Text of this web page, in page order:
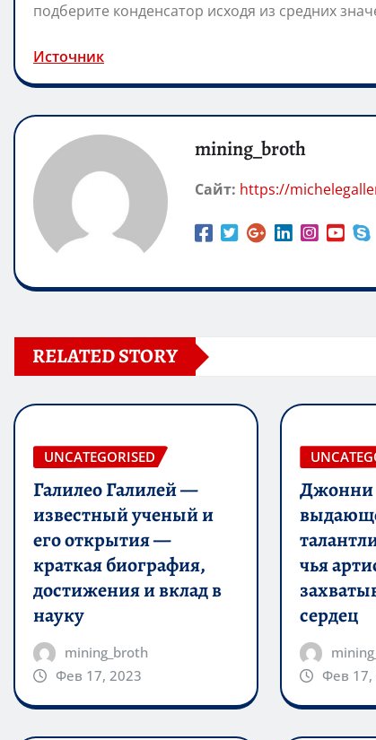
подберите конденсатор исходя из средних
Источник
mining_broth
Сайт: https://
RELATED STORY
UNCATEGORISED
Галилео Галилей —
известный ученый и
его открытия —
краткая биография,
достижения и вклад в
науку
mining_broth
Фев 17, 2023
Джонни
чья
сердец
Фев 17,